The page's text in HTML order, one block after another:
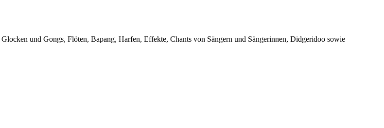
und Gongs, Flöten, Bapang, Harfen, Effekte, Chants von Sängern und Sängerinnen, Didgeridoo sowie